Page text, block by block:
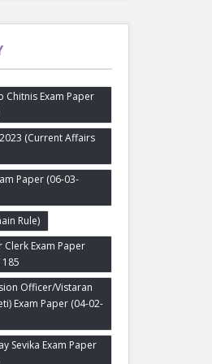
Chitnis Exam Paper
(Current Affairs
Paper (06-03-
Rule)
Clerk Exam Paper
185
Officer/Vistaran
Exam Paper (04-02-
Sevika Exam Paper